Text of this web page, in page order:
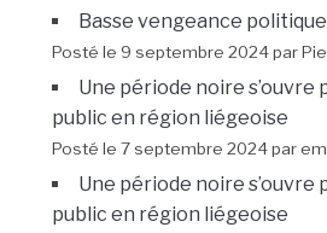
Basse vengeance politique
Posté le 9 septembre 2024 par
Une période noire
public en région liégeoise
Posté le 7 septembre 2024 par
Une période noire
public en région liégeoise